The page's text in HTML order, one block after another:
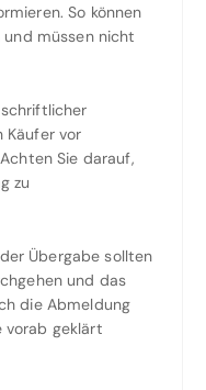
So können
und müssen nicht
schriftlicher
Käufer vor
Sie darauf,
zu
Übergabe sollten
und das
die Abmeldung
vorab geklärt